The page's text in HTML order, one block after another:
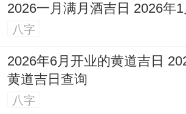
2026一月满月酒吉日 2026年
八字
2026年6月开业的黄道吉日
黄道吉日查询
八字